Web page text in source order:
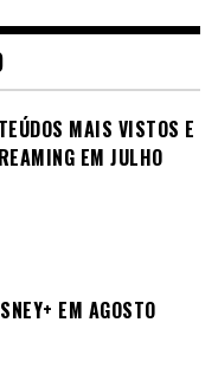
MAIS VISTOS E
EM JULHO
EM AGOSTO